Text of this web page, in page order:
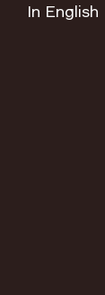
In English